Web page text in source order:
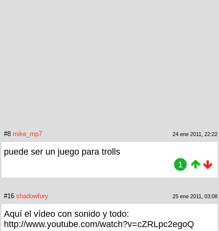
#8 mike_mp7 24 ene 2011, 22:22
puede ser un juego para trolls
1
#16 shadowfury 25 ene 2011, 03:08
Aquí el vídeo con sonido y todo:
http://www.youtube.com/watch?v=cZRLpc2egoQ